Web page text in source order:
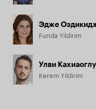
Эдже
Funda Yildirim
Улви Кахиаоглу
Kerem Yildirim